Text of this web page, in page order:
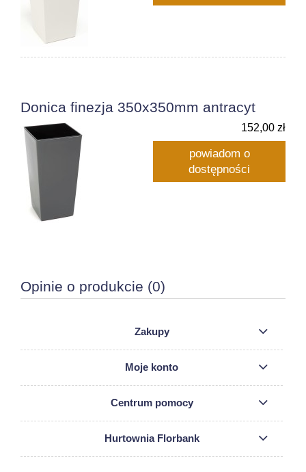
Donica finezja 350x350mm antracyt
152,00 zł
powiadom o
dostępności
Opinie o produkcie (0)
Zakupy
Moje konto
Centrum pomocy
Hurtownia Florbank